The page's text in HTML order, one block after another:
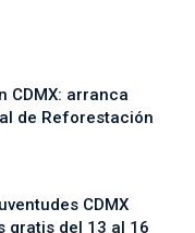
CDMX: arranca
de Reforestación
CDMX
gratis del 13 al 16